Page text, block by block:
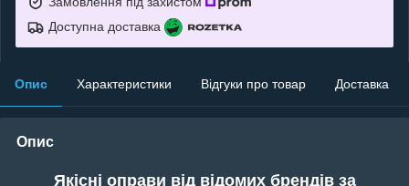
Доступна доставка
Опис Характеристики Відгуки про товар Доставка
Опис
Якісні оправи від відомих брендів за